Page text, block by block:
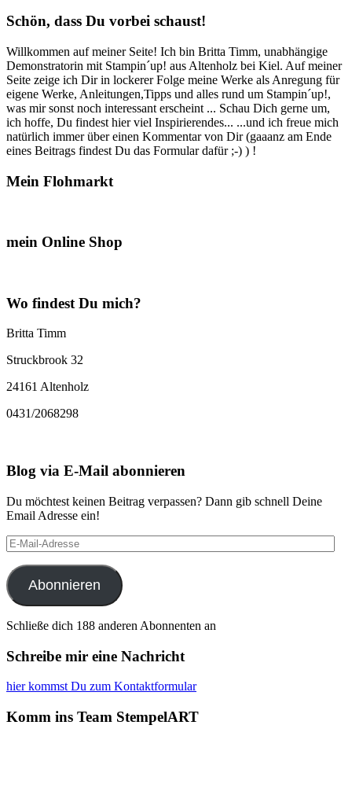
Schön, dass Du vorbei schaust!
Willkommen auf meiner Seite! Ich bin Britta Timm, unabhängige
Demonstratorin mit Stampin´up! aus Altenholz bei Kiel. Auf meiner
Seite zeige ich Dir in lockerer Folge meine Werke als Anregung für
eigene Werke, Anleitungen,Tipps und alles rund um Stampin´up!,
was mir sonst noch interessant erscheint ... Schau Dich gerne um,
ich hoffe, Du findest hier viel Inspirierendes... ...und ich freue mich
natürlich immer über einen Kommentar von Dir (gaaanz am Ende
eines Beitrags findest Du das Formular dafür ;-) ) !
Mein Flohmarkt
mein Online Shop
Wo findest Du mich?
Britta Timm
Struckbrook 32
24161 Altenholz
0431/2068298
Blog via E-Mail abonnieren
Du möchtest keinen Beitrag verpassen? Dann gib schnell Deine
Email Adresse ein!
E-
Mail-
Adresse
Abonnieren
Schließe dich 188 anderen Abonnenten an
Schreibe mir eine Nachricht
hier kommst Du zum Kontaktformular
Komm ins Team StempelART